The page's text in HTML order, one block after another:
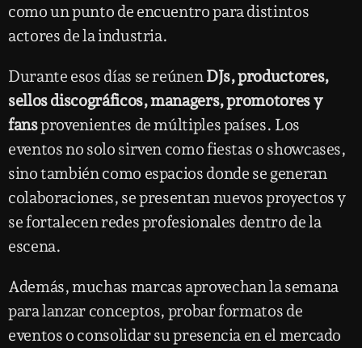
como un punto de encuentro para distintos
actores de la industria.
Durante esos días se reúnen DJs, productores,
sellos discográficos, managers, promotores y
fansprovenientes de múltiples países. Los
eventos no solo sirven como fiestas o showcases,
sino también como espacios donde se generan
colaboraciones, se presentan nuevos proyectos y
se fortalecen redes profesionales dentro de la
escena.
Además, muchas marcas aprovechan la semana
para lanzar conceptos, probar formatos de
eventos o consolidar su presencia en el mercado